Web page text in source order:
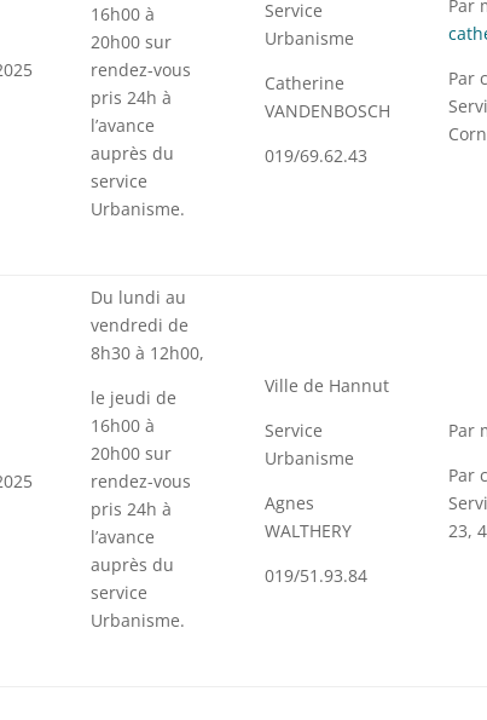
16h00 à
20h00 sur
rendez-vous
pris 24h à
l’avance
auprès du
service
Urbanisme.
Service
Urbanisme
Catherine
VANDENBOSCH
019/69.62.43
Par
Par
Du lundi au
vendredi de
8h30 à 12h00,
le jeudi de
16h00 à
20h00 sur
rendez-vous
pris 24h à
l’avance
auprès du
service
Urbanisme.
Ville de Hannut
Service
Urbanisme
Agnes
WALTHERY
019/51.93.84
Par
Par
23,